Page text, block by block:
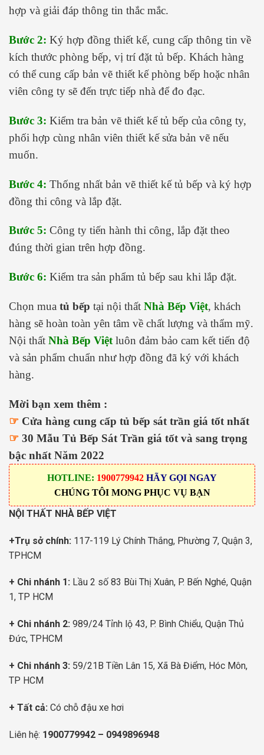
hợp và giải đáp thông tin thắc mắc.
Bước 2: Ký hợp đồng thiết kế, cung cấp thông tin về
kích thước phòng bếp, vị trí đặt tủ bếp. Khách hàng
có thể cung cấp bản vẽ thiết kế phòng bếp hoặc nhân
viên công ty sẽ đến trực tiếp nhà để đo đạc.
Bước 3: Kiểm tra bản vẽ thiết kế tủ bếp của công ty,
phối hợp cùng nhân viên thiết kế sửa bản vẽ nếu
muốn.
Bước 4: Thống nhất bản vẽ thiết kế tủ bếp và ký hợp
đồng thi công và lắp đặt.
Bước 5: Công ty tiến hành thi công, lắp đặt theo
đúng thời gian trên hợp đồng.
Bước 6: Kiểm tra sản phẩm tủ bếp sau khi lắp đặt.
Chọn mua tủ bếp tại nội thất Nhà Bếp Việt, khách
hàng sẽ hoàn toàn yên tâm về chất lượng và thẩm mỹ.
Nội thất Nhà Bếp Việt luôn đảm bảo cam kết tiến độ
và sản phẩm chuẩn như hợp đồng đã ký với khách
hàng.
Mời bạn xem thêm :
☞ Cửa hàng cung cấp tủ bếp sát trần giá tốt nhất
☞ 30 Mẫu Tủ Bếp Sát Trần giá tốt và sang trọng
bậc nhất Năm 2022
HOTLINE: 1900779942 HÃY GỌI NGAY
CHÚNG TÔI MONG PHỤC VỤ BẠN
NỘI THẤT NHÀ BẾP VIỆT
+Trụ sở chính: 117-119 Lý Chính Thắng, Phường 7, Quận 3,
TPHCM
+ Chi nhánh 1: Lầu 2 số 83 Bùi Thị Xuân, P. Bến Nghé, Quận
1, TP HCM
+ Chi nhánh 2: 989/24 Tỉnh lộ 43, P. Bình Chiểu, Quận Thủ
Đức, TPHCM
+ Chi nhánh 3: 59/21B Tiền Lân 15, Xã Bà Điểm, Hóc Môn,
TP HCM
+ Tất cả: Có chỗ đậu xe hơi
Liên hệ: 1900779942 – 0949896948